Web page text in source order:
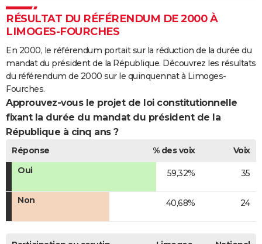
RÉSULTAT DU RÉFÉRENDUM DE 2000 À
LIMOGES-FOURCHES
En 2000, le référendum portait sur la réduction de la durée du
mandat du président de la République. Découvrez les résultats
du référendum de 2000 sur le quinquennat à Limoges-
Fourches.
Approuvez-vous le projet de loi constitutionnelle
fixant la durée du mandat du président de la
République à cinq ans ?
Réponse % des voix
Voix
Oui
59,32% 35
Non 40,68% 24